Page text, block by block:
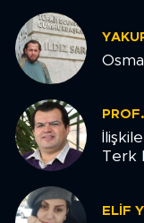
Terk
ELIF